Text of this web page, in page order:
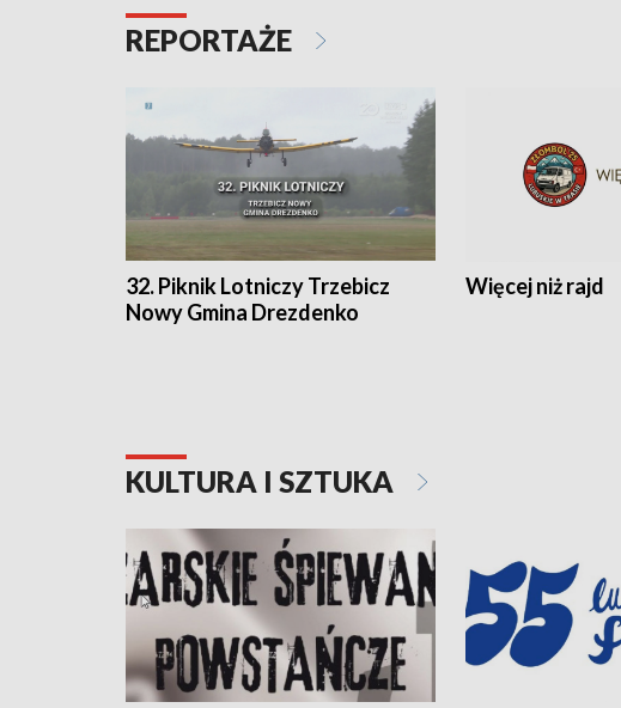
REPORTAŻE
32. Piknik Lotniczy Trzebicz
Nowy Gmina Drezdenko
Więcej niż rajd
KULTURA I SZTUKA